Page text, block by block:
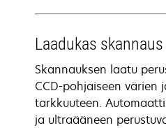
Laadukas skannaus
Skannauksen laatu
CCD-pohjaiseen värien
tarkkuuteen.
ja ultraääneen